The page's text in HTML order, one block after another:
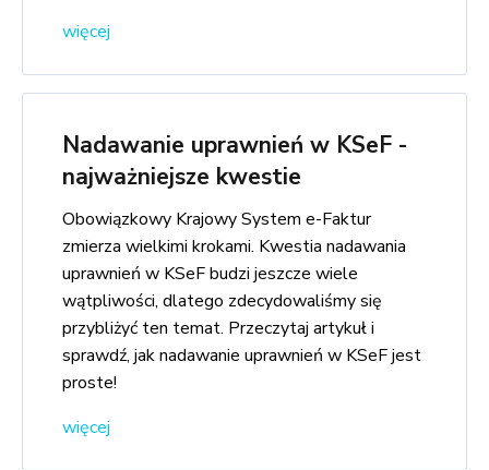
więcej
Nadawanie uprawnień w KSeF -
najważniejsze kwestie
Obowiązkowy Krajowy System e-Faktur
zmierza wielkimi krokami. Kwestia nadawania
uprawnień w KSeF budzi jeszcze wiele
wątpliwości, dlatego zdecydowaliśmy się
przybliżyć ten temat. Przeczytaj artykuł i
sprawdź, jak nadawanie uprawnień w KSeF jest
proste!
więcej